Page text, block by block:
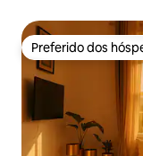
Preferido dos
Preferido dos